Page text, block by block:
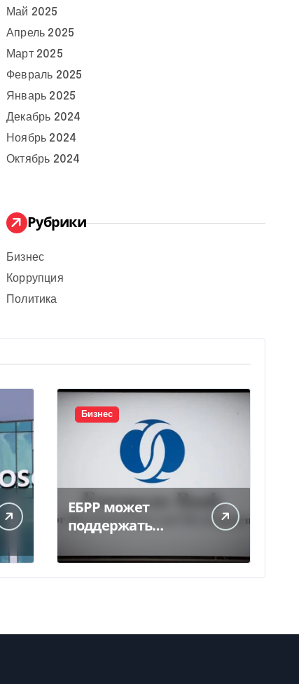
Май 2025
Апрель 2025
Март 2025
Февраль 2025
Январь 2025
Декабрь 2024
Ноябрь 2024
Октябрь 2024
Рубрики
Бизнес
Коррупция
Политика
Бизнес
ЕБРР может
поддержать
украинского
бизнеса на 300 млн